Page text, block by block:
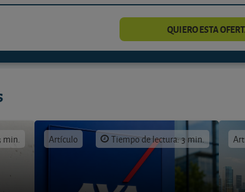
QUIERO ESTA
min. Artículo Tiempo de lectura: 3 min.